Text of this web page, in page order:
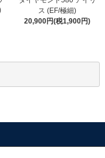
ス (EF/極細)
20,900円(税1,900円)